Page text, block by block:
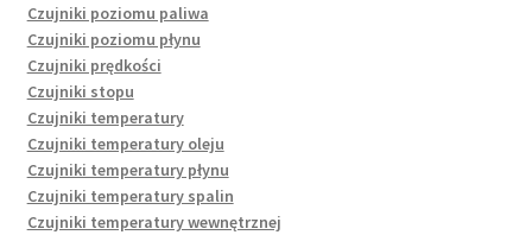
Czujniki poziomu paliwa
Czujniki poziomu płynu
Czujniki prędkości
Czujniki stopu
Czujniki temperatury
Czujniki temperatury oleju
Czujniki temperatury płynu
Czujniki temperatury spalin
Czujniki temperatury wewnętrznej